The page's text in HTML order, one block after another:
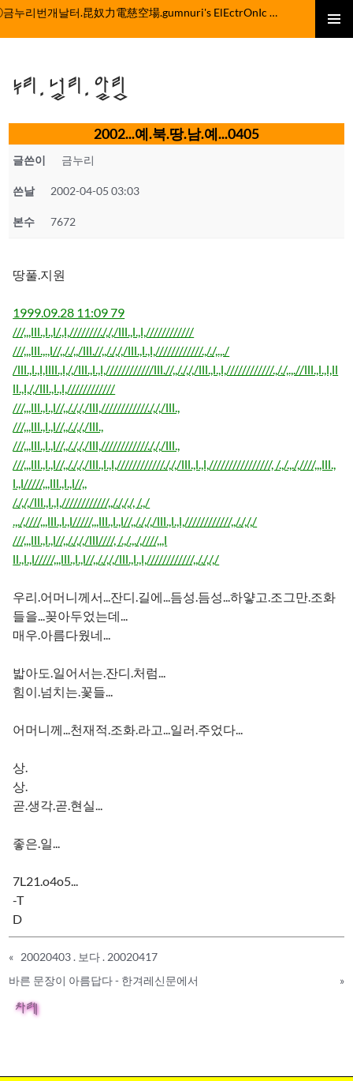
컨
뛰
기
ⓒ금누리번개날터.昆奴力電慈空場.gumnuri's ElEctrOnIc fActOrY
누리.널리.알림
2002...예.북.땅.남.예...0405
글쓴이 금누리
쓴날 2002-04-05 03:03
본수 7672
땅풀.지원
1999.09.28 11:09 79
///,,,lll.,l.,l/.,l,////////./,/,/lll.,l.,l,////////////
///,,,lll.,.,l//,,/./,,/lll.//,,/./,/,/lll.,l.,l,////////////.,/./,.,./
/lll.,l.,l,llll.,l,/,/lll.,l.,l,////////////lll.//,,/./,/,/lll.,l.,l,////////////.,/./,.,.//lll.,l.,l,ll
ll.,l,/,/lll.,l.,l,////////////
///,,,lll.,l.,l//,,/./,/,/lll,////////////./,/,/lll.,
///,,,lll.,l.,l//,,/./,/,/lll.,
///,,,lll.,l.,l//,,/./,/,/lll,////////////./,/,/lll.,
///,,,lll.,l.,l//,,/./,/,/lll.,l.,l,////////////./,/,/lll.,l.,l,////////////////, /.,/.,./,////,,,lll.,
l.,l/////,,,lll.,l.,l//,,
/./,/,/lll.,l.,l,////////////,,/./,/,/, /.,/
.,./,////,,,lll.,l.,l/////,,,lll.,l.,l//,,/./,/,/lll.,l.,l,////////////,,/./,/,/
///,,,lll.,l.,l//,,/./,/,/lll////, /.,/.,./,////,,,l
ll.,l.,l/////,,,lll.,l.,l//,,/./,/,/lll.,l.,l,////////////,,/./,/,/
우리.어머니께서...잔디.길에...듬성.듬성...하얗고.조그만.조화
들을...꽂아두었는데...
매우.아름다웠네...
밟아도.일어서는.잔디.처럼...
힘이.넘치는.꽃들...
어머니께...천재적.조화.라고...일러.주었다...
상.
상.
곧.생각.곧.현실...
좋은.일...
7L21.o4o5...
-T
D
« 20020403 . 보다 . 20020417
바른 문장이 아름답다 - 한겨레신문에서
»
차례